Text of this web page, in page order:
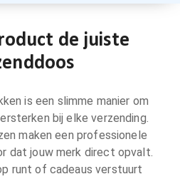
de juiste
is een slimme manier om
bij elke verzending.
maken een professionele
dat jouw merk direct opvalt.
runt of cadeaus verstuurt